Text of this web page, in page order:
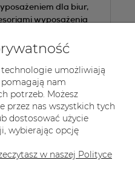
dla biur,
wyposażenia
505 013
umożliwiają
pomagają nam
potrzeb. Możesz
przez nas wszystkich tych
dostosować użycie
wybierając opcję
w naszej Polityce